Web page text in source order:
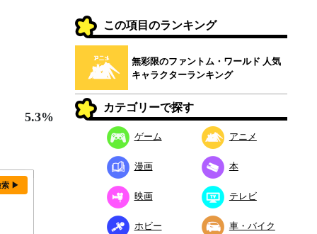
5.3%
索 ▶
この項目のランキング
無彩限のファントム・ワールド 人気
キャラクターランキング
カテゴリーで探す
ゲーム アニメ
漫画 本
映画 テレビ
ホビー 車・バイク